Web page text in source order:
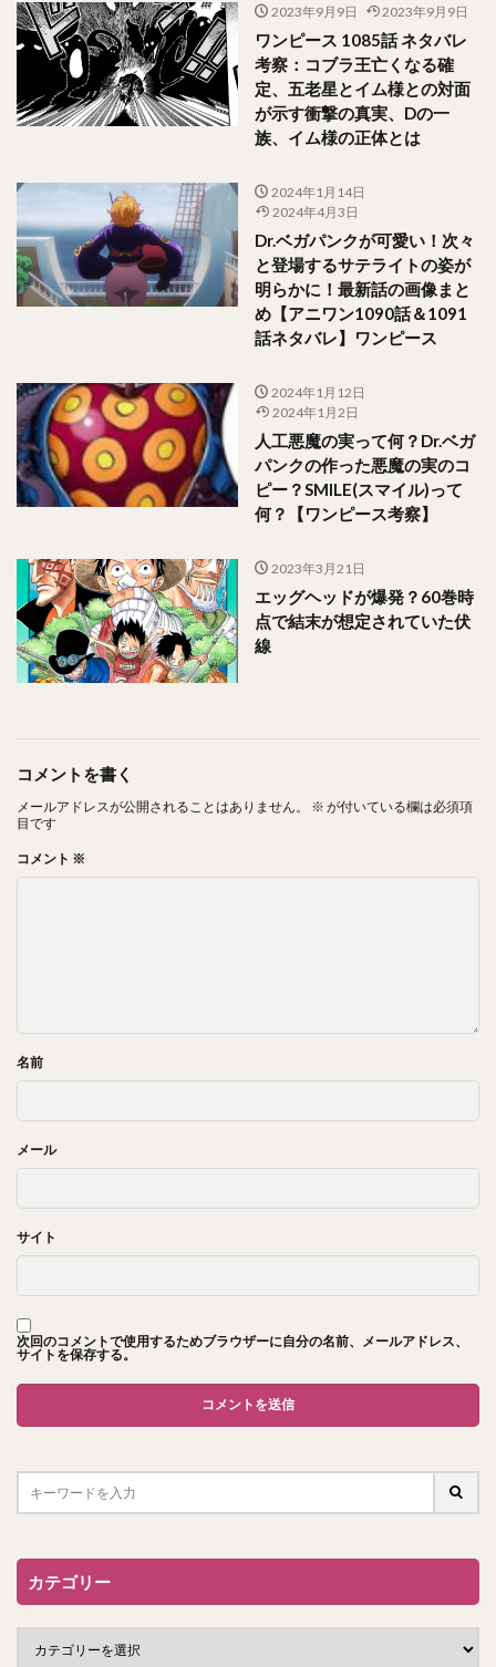
2023年9月9日 2023年9月9日
ワンピース 1085話 ネタバレ
考察：コブラ王亡くなる確
定、五老星とイム様との対面
が示す衝撃の真実、Dの一
族、イム様の正体とは
2024年1月14日
2024年4月3日
Dr.ベガパンクが可愛い！次々
と登場するサテライトの姿が
明らかに！最新話の画像まと
め【アニワン1090話＆1091
話ネタバレ】ワンピース
2024年1月12日
2024年1月2日
人工悪魔の実って何？Dr.ベガ
パンクの作った悪魔の実のコ
ピー？SMILE(スマイル)って
何？【ワンピース考察】
2023年3月21日
エッグヘッドが爆発？60巻時
点で結末が想定されていた伏
線
コメントを書く
メールアドレスが公開されることはありません。 ※ が付いている欄は必須項
目です
コメント ※
名前
メール
サイト
次回のコメントで使用するためブラウザーに自分の名前、メールアドレス、
サイトを保存する。
カテゴリー